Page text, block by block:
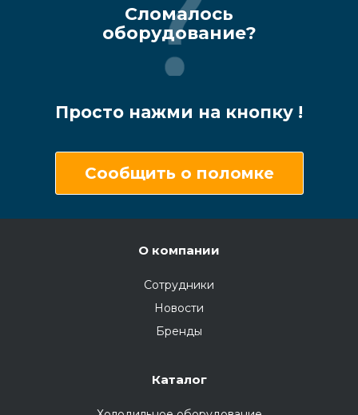
Сломалось
оборудование?
Просто нажми на кнопку !
Сообщить о поломке
О компании
Сотрудники
Новости
Бренды
Каталог